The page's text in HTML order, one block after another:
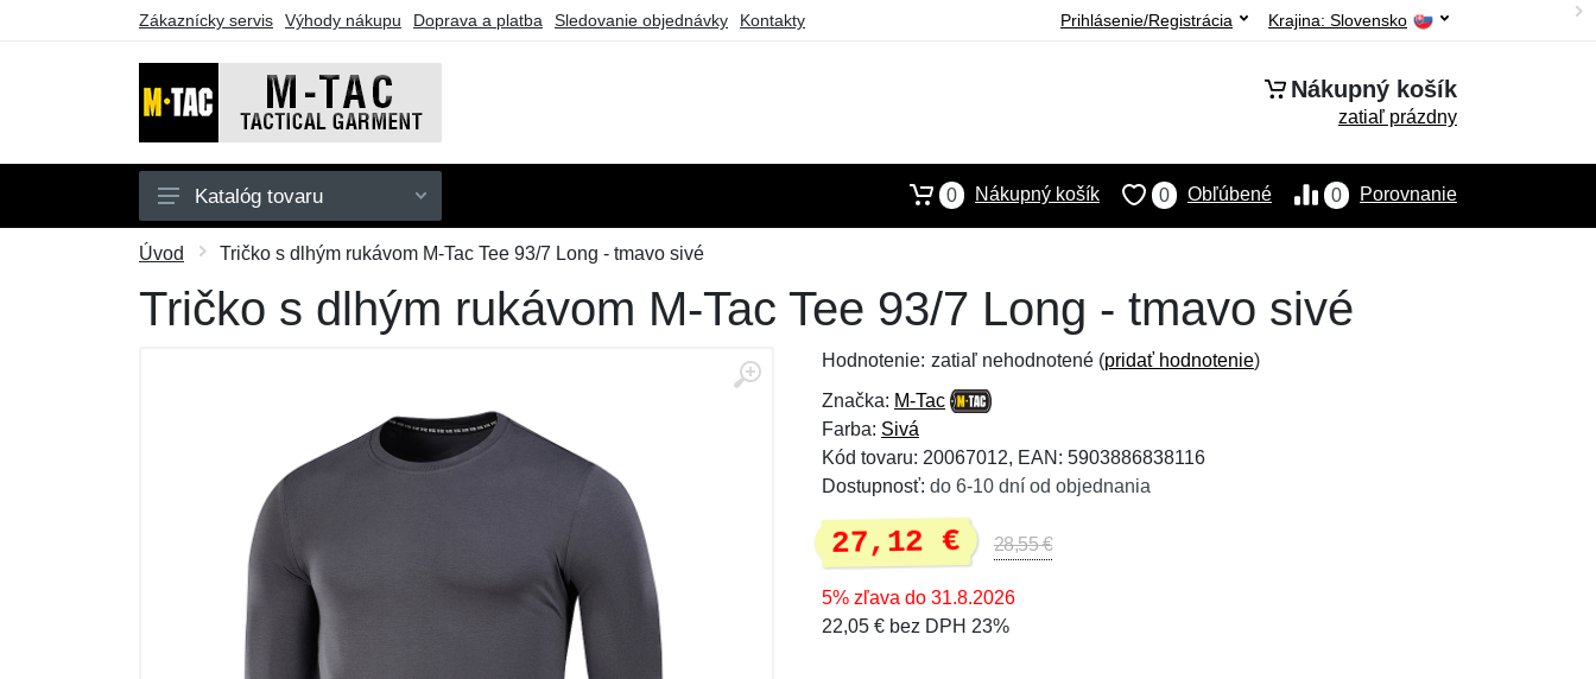
Zákaznícky servis Výhody nákupu Doprava a platba Sledovanie objednávky Kontakty Krajina: Slovensko
Prihlásenie/Registrácia
Nákupný košík
zatiaľ prázdny
Pánske
Dámske
Taktické vybavenie
Darčekové poukazy
Katalóg tovaru 0 Porovnanie
0 Obľúbené
0 Nákupný košík
Úvod Tričko s dlhým rukávom M-Tac Tee 93/7 Long - tmavo sivé
Tričko s dlhým rukávom M-Tac Tee 93/7 Long - tmavo sivé
Hodnotenie: zatiaľ nehodnotené (pridať hodnotenie)
Značka: M-Tac
Farba: Sivá
Kód tovaru: 20067012, EAN: 5903886838116
Dostupnosť: do 6-10 dní od objednania
27,12 € 28,55 €
5% zľava do 31.8.2026
22,05 € bez DPH 23%